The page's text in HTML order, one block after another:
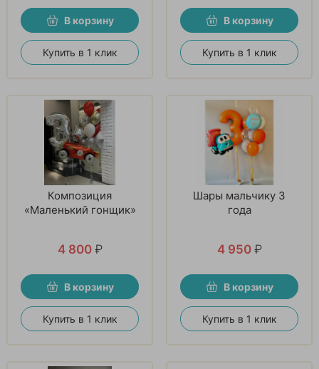
В корзину
Купить в 1 клик
В корзину
Купить в 1 клик
Композиция
«Маленький гонщик»
4 800 ₽
В корзину
Купить в 1 клик
Шары мальчику 3
года
4 950 ₽
В корзину
Купить в 1 клик